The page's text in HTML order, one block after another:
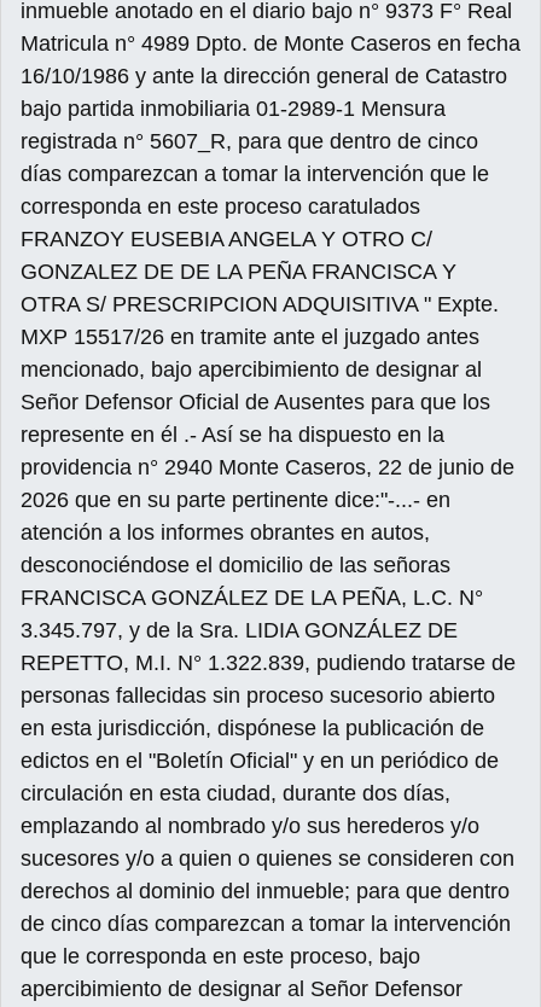
inmueble anotado en el diario bajo n° 9373 F° Real
Matricula n° 4989 Dpto. de Monte Caseros en fecha
16/10/1986 y ante la dirección general de Catastro
bajo partida inmobiliaria 01-2989-1 Mensura
registrada n° 5607_R, para que dentro de cinco
días comparezcan a tomar la intervención que le
corresponda en este proceso caratulados
FRANZOY EUSEBIA ANGELA Y OTRO C/
GONZALEZ DE DE LA PEÑA FRANCISCA Y
OTRA S/ PRESCRIPCION ADQUISITIVA " Expte.
MXP 15517/26 en tramite ante el juzgado antes
mencionado, bajo apercibimiento de designar al
Señor Defensor Oficial de Ausentes para que los
represente en él .- Así se ha dispuesto en la
providencia n° 2940 Monte Caseros, 22 de junio de
2026 que en su parte pertinente dice:"-...- en
atención a los informes obrantes en autos,
desconociéndose el domicilio de las señoras
FRANCISCA GONZÁLEZ DE LA PEÑA, L.C. N°
3.345.797, y de la Sra. LIDIA GONZÁLEZ DE
REPETTO, M.I. N° 1.322.839, pudiendo tratarse de
personas fallecidas sin proceso sucesorio abierto
en esta jurisdicción, dispónese la publicación de
edictos en el "Boletín Oficial" y en un periódico de
circulación en esta ciudad, durante dos días,
emplazando al nombrado y/o sus herederos y/o
sucesores y/o a quien o quienes se consideren con
derechos al dominio del inmueble; para que dentro
de cinco días comparezcan a tomar la intervención
que le corresponda en este proceso, bajo
apercibimiento de designar al Señor Defensor